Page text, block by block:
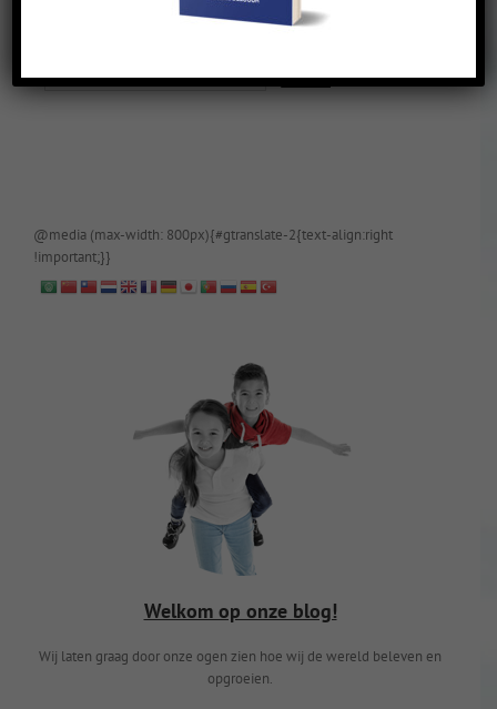
@media (max-width: 800px){#gtranslate-2{text-align:right
!important;}}
Welkom op onze blog!
Wij laten graag door onze ogen zien hoe wij de wereld beleven en
opgroeien.